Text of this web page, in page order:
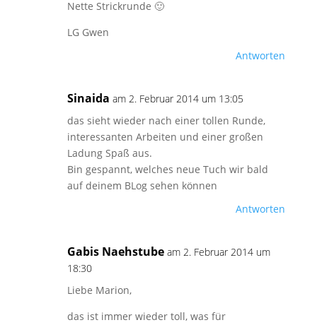
Nette Strickrunde 🙂
LG Gwen
Antworten
Sinaida am 2. Februar 2014 um 13:05
das sieht wieder nach einer tollen Runde,
interessanten Arbeiten und einer großen
Ladung Spaß aus.
Bin gespannt, welches neue Tuch wir bald
auf deinem BLog sehen können
Antworten
Gabis Naehstube am 2. Februar 2014 um
18:30
Liebe Marion,
das ist immer wieder toll, was für